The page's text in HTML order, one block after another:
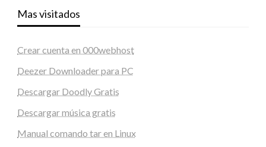
Mas visitados
Crear cuenta en 000webhost
Deezer Downloader para PC
Descargar Doodly Gratis
Descargar música gratis
Manual comando tar en Linux